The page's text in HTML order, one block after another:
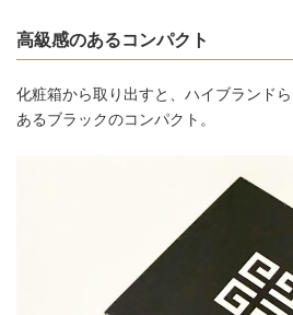
高級感のあるコンパクト
化粧箱から取り出すと、ハイブランド
あるブラックのコンパクト。